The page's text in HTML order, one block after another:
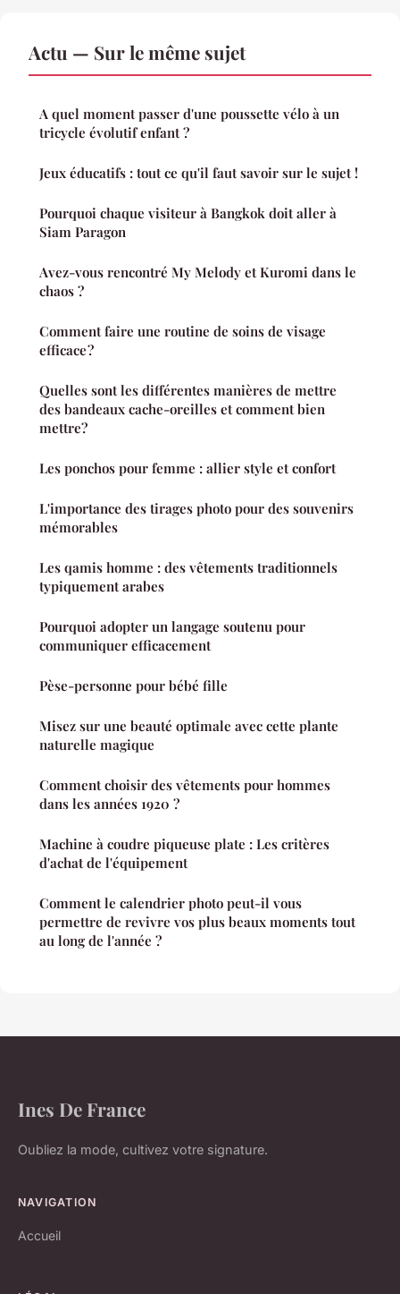
Actu — Sur le même sujet
A quel moment passer d'une poussette vélo à un
tricycle évolutif enfant ?
Jeux éducatifs : tout ce qu'il faut savoir sur le sujet !
Pourquoi chaque visiteur à Bangkok doit aller à
Siam Paragon
Avez-vous rencontré My Melody et Kuromi dans le
chaos ?
Comment faire une routine de soins de visage
efficace ?
Quelles sont les différentes manières de mettre
des bandeaux cache-oreilles et comment bien
mettre?
Les ponchos pour femme : allier style et confort
L'importance des tirages photo pour des souvenirs
mémorables
Les qamis homme : des vêtements traditionnels
typiquement arabes
Pourquoi adopter un langage soutenu pour
communiquer efficacement
Pèse-personne pour bébé fille
Misez sur une beauté optimale avec cette plante
naturelle magique
Comment choisir des vêtements pour hommes
dans les années 1920 ?
Machine à coudre piqueuse plate : Les critères
d'achat de l'équipement
Comment le calendrier photo peut-il vous
permettre de revivre vos plus beaux moments tout
au long de l'année ?
Ines De France
Oubliez la mode, cultivez votre signature.
NAVIGATION
Accueil